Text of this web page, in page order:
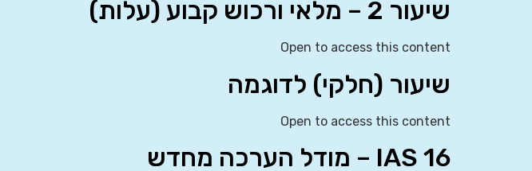
שיעור 2 – מלאי ורכוש קבוע (עלות)
Open to access this content
שיעור (חלקי) לדוגמה
Open to access this content
IAS 16 – מודל הערכה מחדש